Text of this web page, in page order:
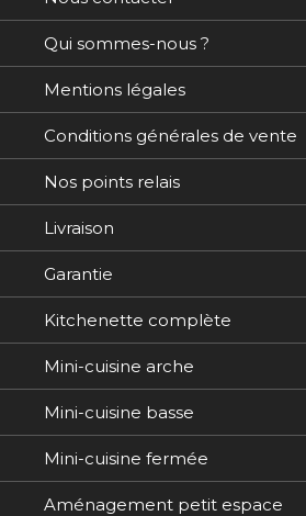
Qui sommes-nous ?
Mentions légales
Conditions générales de vente
Nos points relais
Livraison
Garantie
Kitchenette complète
Mini-cuisine arche
Mini-cuisine basse
Mini-cuisine fermée
Aménagement petit espace